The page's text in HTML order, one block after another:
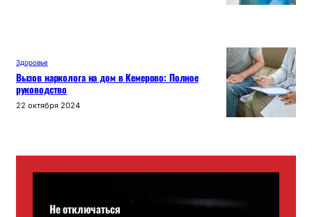
Здоровье
Вызов нарколога на дом в Кемерово: Полное
руководство
22 октября 2024
Не отключаться